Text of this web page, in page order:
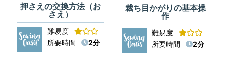
押さえの交換方法（お
さえ）
難易度
所要時間
2分
裁ち目かがりの基本操
作
難易度
所要時間
2分